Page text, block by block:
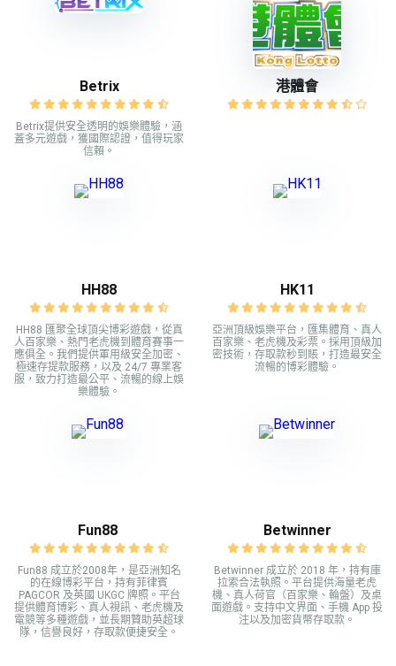
Betrix
Betrix提供安全透明的娛樂體驗，涵
蓋多元遊戲，獲國際認證，值得玩家
信賴。
港體會
HH88
HH88 匯聚全球頂尖博彩遊戲，從真
人百家樂、熱門老虎機到體育賽事一
應俱全。我們提供軍用級安全加密、
極速存提款服務，以及 24/7 專業客
服，致力打造最公平、流暢的線上娛
樂體驗。
HK11
亞洲頂級娛樂平台，匯集體育、真人
百家樂、老虎機及彩票。採用頂級加
密技術，存取款秒到賬，打造最安全
流暢的博彩體驗。
Fun88
Fun88 成立於2008年，是亞洲知名
的在線博彩平台，持有菲律賓
PAGCOR 及英國 UKGC 牌照。平台
提供體育博彩、真人視訊、老虎機及
電競等多種遊戲，並長期贊助英超球
隊，信譽良好，存取款便捷安全。
Betwinner
Betwinner 成立於 2018 年，持有庫
拉索合法執照。平台提供海量老虎
機、真人荷官（百家樂、輪盤）及桌
面遊戲。支持中文界面、手機 App 投
注以及加密貨幣存取款。